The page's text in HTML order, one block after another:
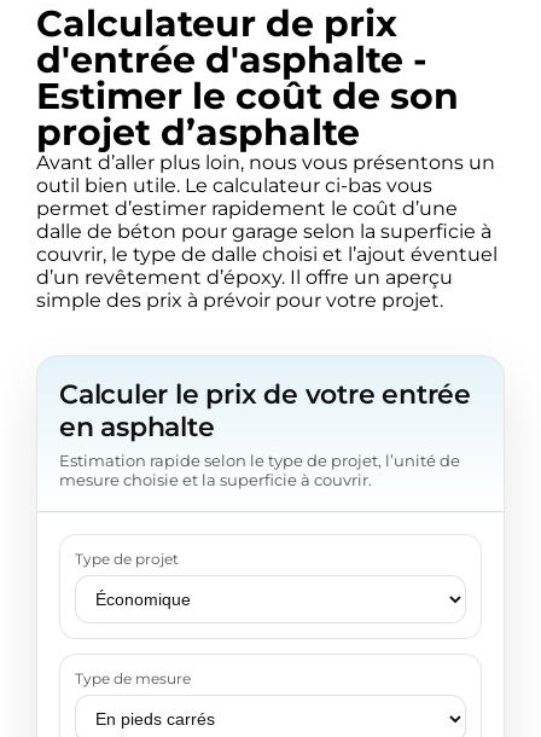
Calculateur de prix
d'entrée d'asphalte -
Estimer le coût de son
projet d’asphalte
Avant d’aller plus loin, nous vous présentons un
outil bien utile. Le calculateur ci-bas vous
permet d’estimer rapidement le coût d’une
dalle de béton pour garage selon la superficie à
couvrir, le type de dalle choisi et l’ajout éventuel
d’un revêtement d’époxy. Il offre un aperçu
simple des prix à prévoir pour votre projet.
Calculer le prix de votre entrée
en asphalte
Estimation rapide selon le type de projet, l’unité de
mesure choisie et la superficie à couvrir.
Type de projet
Type de mesure